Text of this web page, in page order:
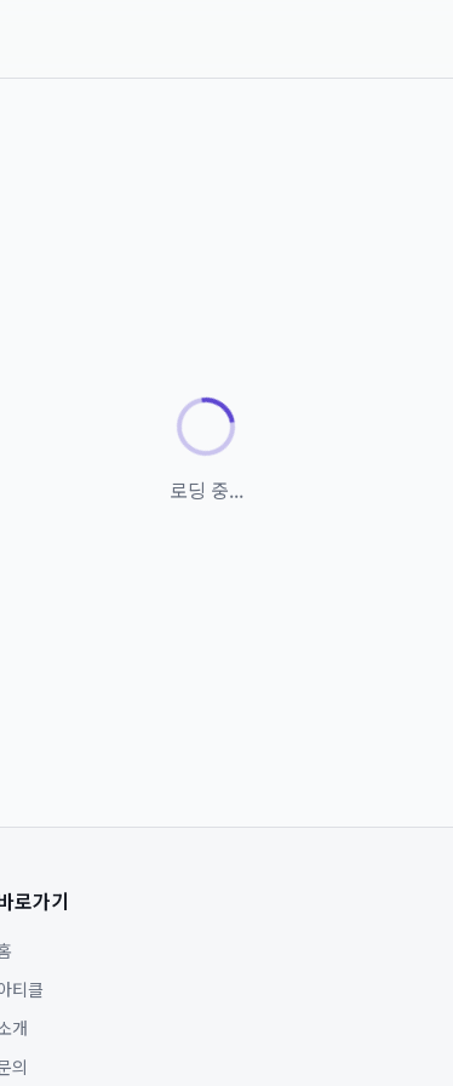
로딩 중...
로가기
티클
개
의